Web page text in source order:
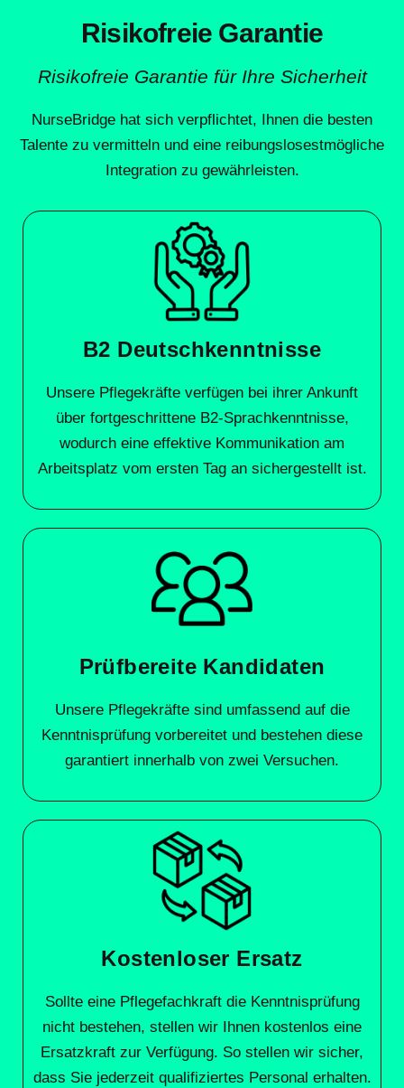
Risikofreie Garantie
Risikofreie Garantie für Ihre Sicherheit
NurseBridge hat sich verpflichtet, Ihnen die besten
Talente zu vermitteln und eine reibungslosestmögliche
Integration zu gewährleisten.
B2 Deutschkenntnisse
Unsere Pflegekräfte verfügen bei ihrer Ankunft
über fortgeschrittene B2-Sprachkenntnisse,
wodurch eine effektive Kommunikation am
Arbeitsplatz vom ersten Tag an sichergestellt ist.
Prüfbereite Kandidaten
Unsere Pflegekräfte sind umfassend auf die
Kenntnisprüfung vorbereitet und bestehen diese
garantiert innerhalb von zwei Versuchen.
Kostenloser Ersatz
Sollte eine Pflegefachkraft die Kenntnisprüfung
nicht bestehen, stellen wir Ihnen kostenlos eine
Ersatzkraft zur Verfügung. So stellen wir sicher,
dass Sie jederzeit qualifiziertes Personal erhalten.